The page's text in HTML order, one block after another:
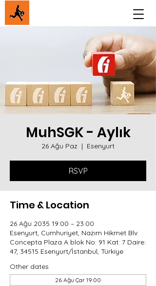
MuhSGK - Aylık
26 Ağu Paz
  |
Esenyurt
RSVP
Time & Location
26 Ağu 2035 19:00 – 23:00
Esenyurt, Cumhuriyet, Nazım Hikmet Blv.
Concepta Plaza A blok No: 91 Kat: 7 Daire:
47, 34515 Esenyurt/İstanbul, Türkiye
Other dates
26 Ağu Çar 19:00